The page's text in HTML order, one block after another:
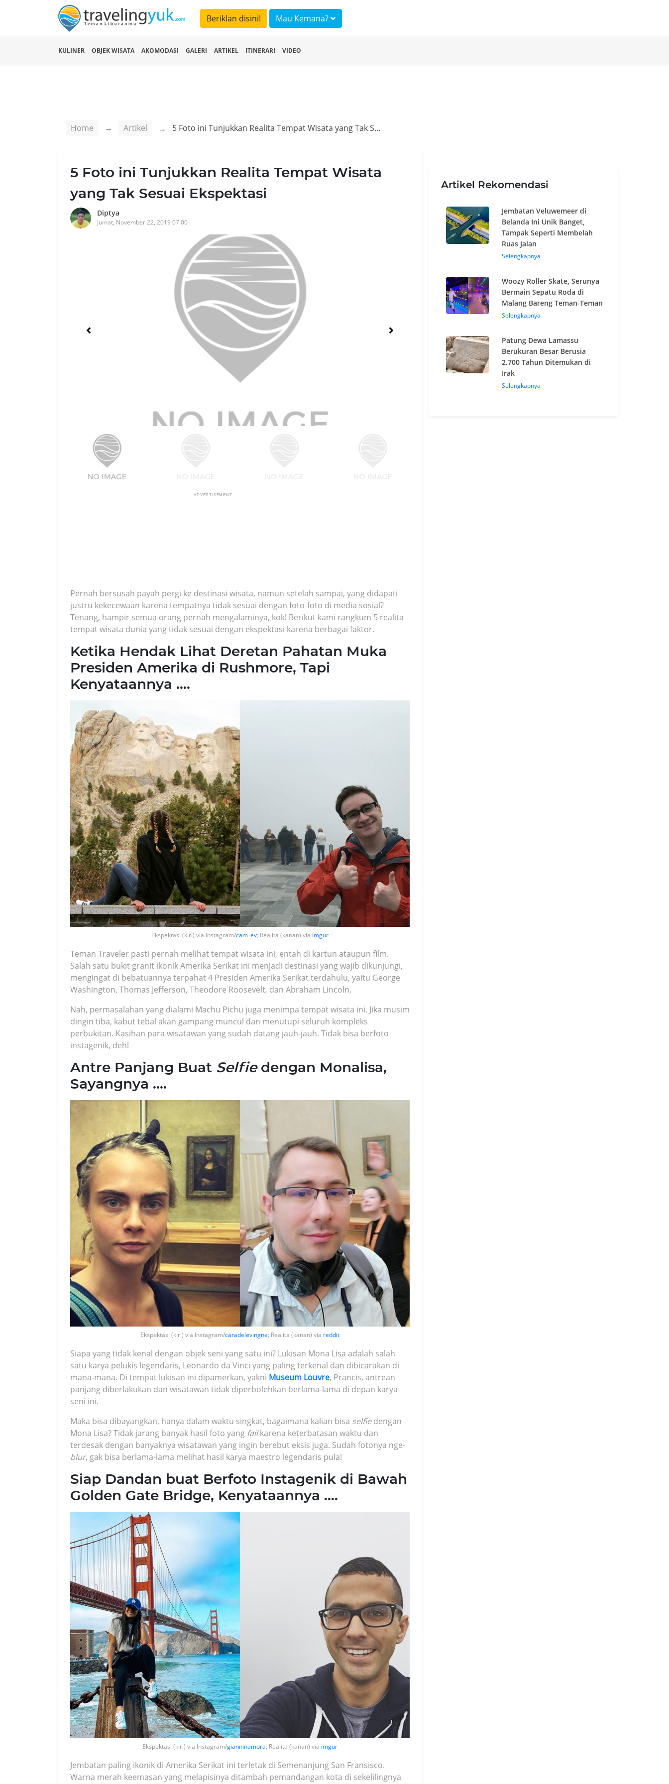
Beriklan disini! Mau Kemana?
KULINER OBJEK WISATA AKOMODASI GALERI ARTIKEL ITINERARI VIDEO
Home Artikel 5 Foto ini Tunjukkan Realita Tempat Wisata yang Tak Sesuai Ekspektasi
5 Foto ini Tunjukkan Realita Tempat Wisata
yang Tak Sesuai Ekspektasi
Diptya
Jumat, November 22, 2019 07.00
ADVERTISEMENT
Pernah bersusah payah pergi ke destinasi wisata, namun setelah sampai, yang didapati
justru kekecewaan karena tempatnya tidak sesuai dengan foto-foto di media sosial?
Tenang, hampir semua orang pernah mengalaminya, kok! Berikut kami rangkum 5 realita
tempat wisata dunia yang tidak sesuai dengan ekspektasi karena berbagai faktor.
Ketika Hendak Lihat Deretan Pahatan Muka
Presiden Amerika di Rushmore, Tapi
Kenyataannya ….
Ekspektasi (kiri) via Instagram/cam_ev; Realita (kanan) via imgur
Teman Traveler pasti pernah melihat tempat wisata ini, entah di kartun ataupun film.
Salah satu bukit granit ikonik Amerika Serikat ini menjadi destinasi yang wajib dikunjungi,
mengingat di bebatuannya terpahat 4 Presiden Amerika Serikat terdahulu, yaitu George
Washington, Thomas Jefferson, Theodore Roosevelt, dan Abraham Lincoln.
Nah, permasalahan yang dialami Machu Pichu juga menimpa tempat wisata ini. Jika musim
dingin tiba, kabut tebal akan gampang muncul dan menutupi seluruh kompleks
perbukitan. Kasihan para wisatawan yang sudah datang jauh-jauh. Tidak bisa berfoto
instagenik, deh!
Antre Panjang Buat Selfiedengan Monalisa,
Sayangnya ….
Ekspektasi (kiri) via Instagram/caradelevingne; Realita (kanan) via reddit
Siapa yang tidak kenal dengan objek seni yang satu ini? Lukisan Mona Lisa adalah salah
satu karya pelukis legendaris, Leonardo da Vinci yang paling terkenal dan dibicarakan di
mana-mana. Di tempat lukisan ini dipamerkan, yakni Museum Louvre, Prancis, antrean
panjang diberlakukan dan wisatawan tidak diperbolehkan berlama-lama di depan karya
seni ini.
Maka bisa dibayangkan, hanya dalam waktu singkat, bagaimana kalian bisa selfiedengan
Mona Lisa? Tidak jarang banyak hasil foto yang failkarena keterbatasan waktu dan
terdesak dengan banyaknya wisatawan yang ingin berebut eksis juga. Sudah fotonya nge-
blur, gak bisa berlama-lama melihat hasil karya maestro legendaris pula!
Siap Dandan buat Berfoto Instagenik di Bawah
Golden Gate Bridge, Kenyataannya ….
Ekspektasi (kiri) via Instagram/gianninamora; Realita (kanan) via imgur
Jembatan paling ikonik di Amerika Serikat ini terletak di Semenanjung San Fransisco.
Warna merah keemasan yang melapisinya ditambah pemandangan kota di sekelilingnya
Artikel Rekomendasi
Jembatan Veluwemeer di
Belanda Ini Unik Banget,
Tampak Seperti Membelah
Ruas Jalan
Selengkapnya
Woozy Roller Skate, Serunya
Bermain Sepatu Roda di
Malang Bareng Teman-Teman
Selengkapnya
Patung Dewa Lamassu
Berukuran Besar Berusia
2.700 Tahun Ditemukan di
Irak
Selengkapnya